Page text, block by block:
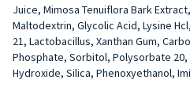
Juice, Mimosa Tenui­flora Bark
Maltodextrin, Glycolic Acid, Lysine
21, Lactobacillus, Xanthan Gum,
Phosphate, Sorbitol, Polysorbate
Hydroxide, Silica, Phenoxyethanol,